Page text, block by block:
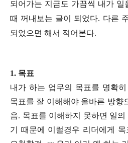
되어가는 지금도 가끔씩 내가
때 꺼내보는 글이 되었다. 다른
되었으면 해서 적어본다.
1. 목표
내가 하는 업무의 목표를 명확
목표를 잘 이해해야 올바른 방향
음. 목표를 이해하지 못하면 일
기 때문에 이럴경우 리더에게